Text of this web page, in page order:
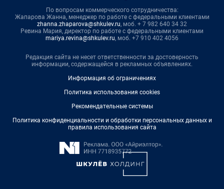
По вопросам коммерческого сотрудничества:
Жапарова Жанна, менеджер по работе с федеральными клиентами
zhanna.zhaparova@shkulev.ru, моб. + 7 982 640 34 32
Ревина Мария, директор по работе с федеральными клиентами
mariya.revina@shkulev.ru, моб. +7 910 402 4056
Редакция сайта не несет ответственности за достоверность
информации, содержащейся в рекламных объявлениях.
Информация об ограничениях
Политика использования cookies
Рекомендательные системы
Политика конфиденциальности и обработки персональных данных и
правила использования сайта